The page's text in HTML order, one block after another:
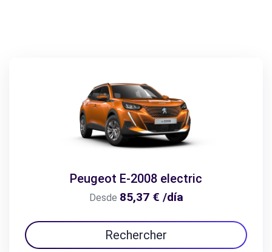
Peugeot E-2008 electric
Desde 85,37 € /día
Rechercher